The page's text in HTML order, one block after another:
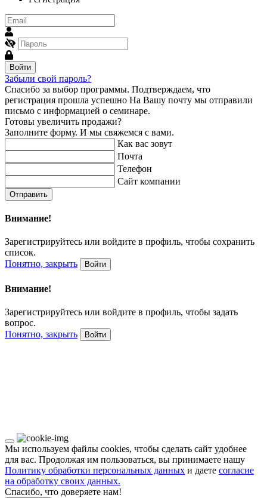
Войти
Забыли свой пароль?
Спасибо за выбор программы. Подтверждаем, что
регистрация прошла успешно На Вашу почту мы отправили
письмо с информацией о семинаре.
Готовы увеличить продажи?
Заполните форму. И мы свяжемся с вами.
Как вас зовут
Почта
Телефон
Сайт компании
Отправить
Внимание!
Зарегистрируйтесь или войдите в профиль, чтобы сохранить
список.
Понятно, закрыть
Войти
Внимание!
Зарегистрируйтесь или войдите в профиль, чтобы задать
вопрос.
Понятно, закрыть
Войти
Мы используем файлы cookies, чтобы сделать сайт удобнее
для вас. Продолжая им пользоваться, вы принимаете нашу
Политику обработки персональных данных и даете согласие
на обработку своих данных.
Спасибо, что доверяете нам!